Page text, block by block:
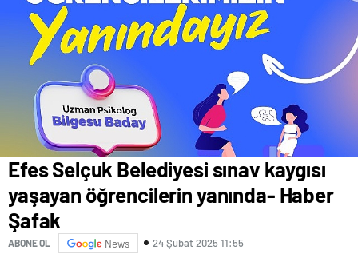
Efes Selçuk Belediyesi sınav kaygısı
yaşayan öğrencilerin yanında- Haber
Şafak
ABONE OL News 24 Şubat 2025 11:55